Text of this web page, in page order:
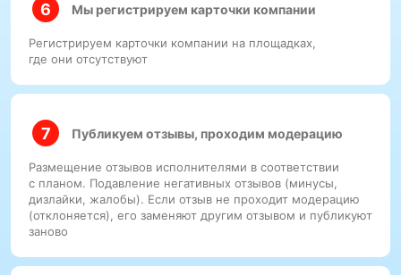
Мы регистрируем карточки компании
Регистрируем карточки компании на площадках,
где они отсутствуют
Публикуем отзывы, проходим модерацию
Размещение отзывов исполнителями в соответствии
с планом. Подавление негативных отзывов (минусы,
дизлайки, жалобы). Если отзыв не проходит модерацию
(отклоняется), его заменяют другим отзывом и публикуют
заново